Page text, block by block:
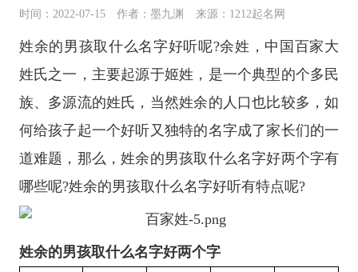
时间：2022-07-15 作者：墨九渊 来源：1212起名网
姓余的男孩取什么名字好听呢?余姓，中国百家大
姓氏之一，主要起源于姬姓，是一个典型的个多民
族、多源流的姓氏，当然姓余的人口也比较多，如
何给孩子起一个好听又独特的名字成了家长们的一
道难题，那么，姓余的男孩取什么名字好两个字有
哪些呢?姓余的男孩取什么名字好听有特点呢?
姓余的男孩取什么名字好两个字